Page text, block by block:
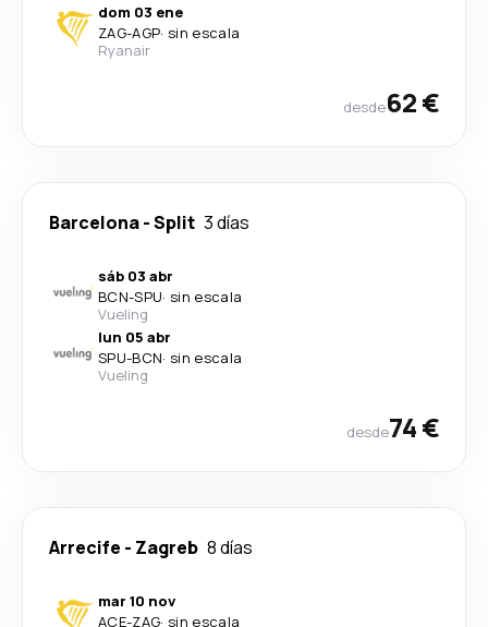
dom 03 ene
ZAG-AGP· sin escala
Ryanair
desde62 €
Barcelona-Split 3 días
sáb 03 abr
BCN-SPU· sin escala
Vueling
lun 05 abr
SPU-BCN· sin escala
Vueling
desde74 €
Arrecife - Zagreb 8 días
mar 10 nov
ACE-ZAG· sin escala